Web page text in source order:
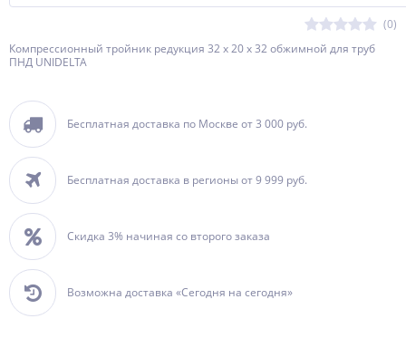
(0)
Компрессионный тройник редукция 32 х 20 х 32 обжимной для труб
ПНД UNIDELTA
Бесплатная доставка по Москве от 3 000 руб.
Бесплатная доставка в регионы от 9 999 руб.
Скидка 3% начиная со второго заказа
Возможна доставка «Сегодня на сегодня»